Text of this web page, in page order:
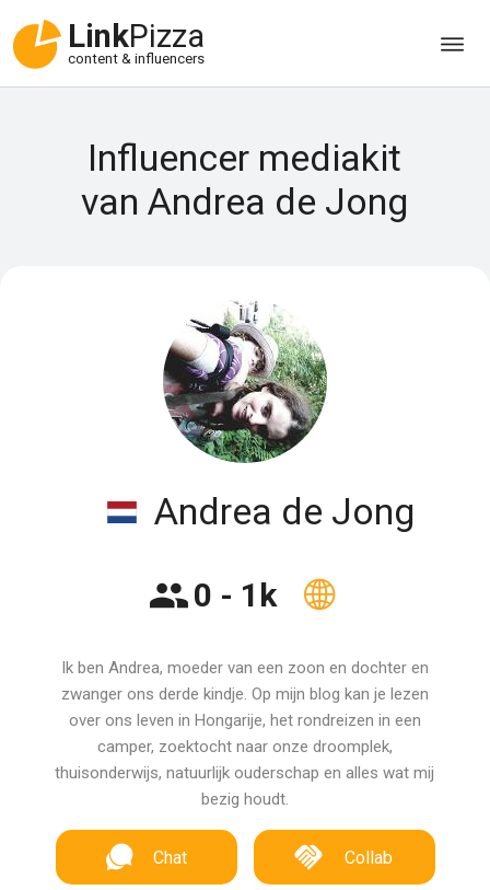
LinkPizza
content & influencers
Influencer mediakit
van Andrea de Jong
Andrea de Jong
0 - 1k
Ik ben Andrea, moeder van een zoon en dochter en
zwanger ons derde kindje. Op mijn blog kan je lezen
over ons leven in Hongarije, het rondreizen in een
camper, zoektocht naar onze droomplek,
thuisonderwijs, natuurlijk ouderschap en alles wat mij
bezig houdt.
Chat Collab